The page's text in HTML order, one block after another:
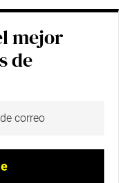
mejor
de